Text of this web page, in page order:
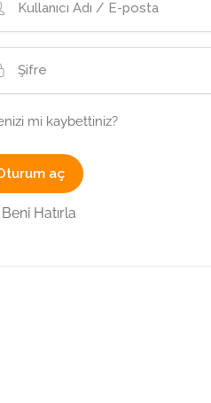
mi kaybettiniz?
Beni Hatırla